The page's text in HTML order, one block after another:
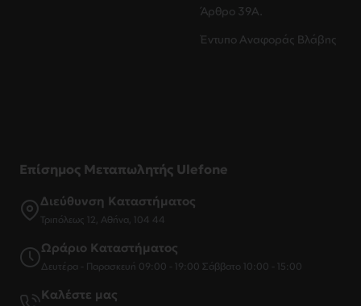
Άρθρο 39Α.
Έντυπο Αναφοράς Βλάβης
Επίσημος Μεταπωλητής Ulefone
Διεύθυνση Καταστήματος
Τριπόλεως 12, Αθήνα, 104 44
Ωράριο Καταστήματος
Δευτέρα - Παρασκευή 09:00 - 19:00 Σάββατο 10:00 - 15:00
Καλέστε μας